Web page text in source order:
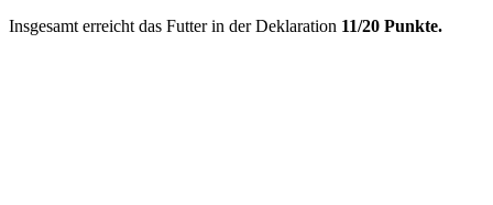
Insgesamt erreicht das Futter in der Deklaration 11/20 Punkte.